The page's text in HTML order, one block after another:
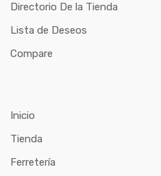
Directorio De la Tienda
Lista de Deseos
Compare
Inicio
Tienda
Ferretería